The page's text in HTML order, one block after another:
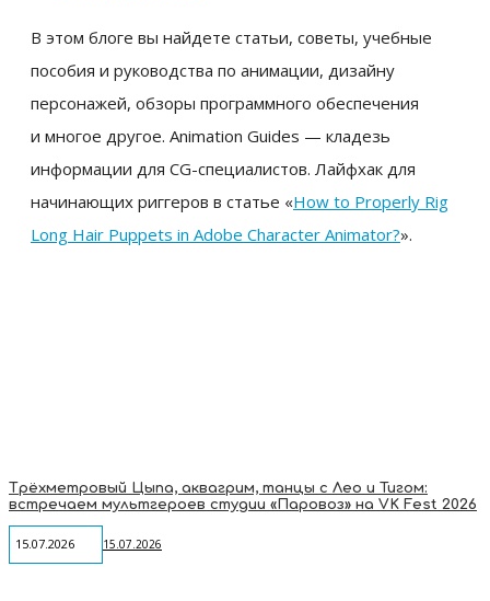
В этом блоге вы найдете статьи, советы, учебные
пособия и руководства по анимации, дизайну
персонажей, обзоры программного обеспечения
и многое другое. Animation Guides — кладезь
информации для CG-специалистов. Лайфхак для
начинающих риггеров в статье «How to Properly Rig
Long Hair Puppets in Adobe Character Animator?».
Трёхметровый Цыпа, аквагрим, танцы с Лео и Тигом:
встречаем мультгероев студии «Паровоз» на VK Fest 2026
15.07.2026 15.07.2026